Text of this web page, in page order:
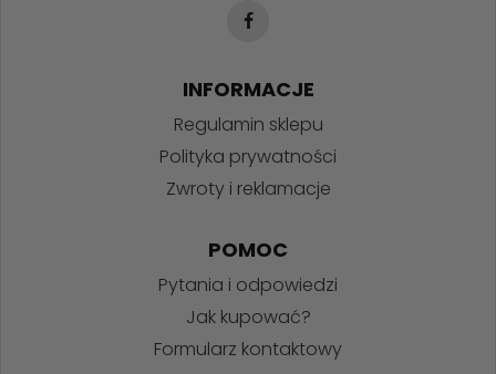
INFORMACJE
Regulamin sklepu
Polityka prywatności
Zwroty i reklamacje
POMOC
Pytania i odpowiedzi
Jak kupować?
Formularz kontaktowy